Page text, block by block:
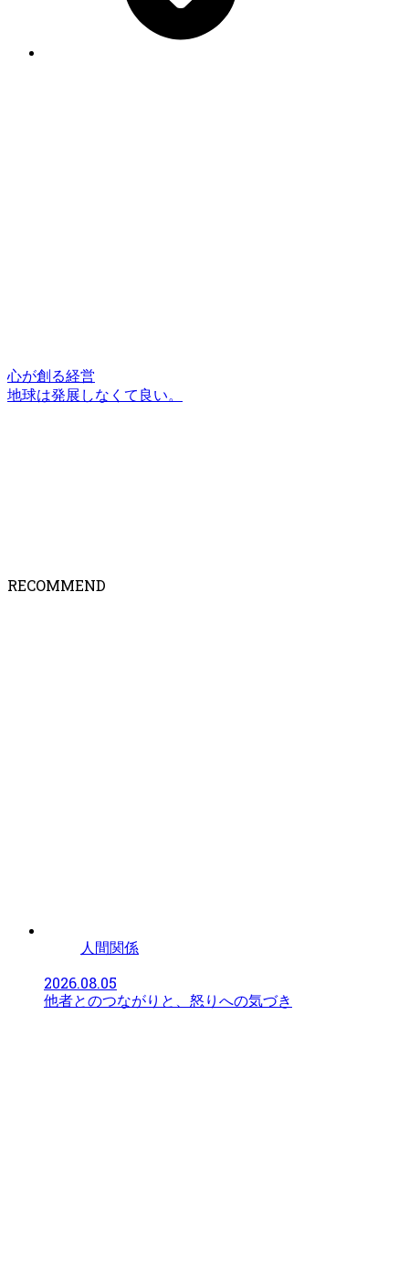
心が創る経営
地球は発展しなくて良い。
RECOMMEND
人間関係
2026.08.05
他者とのつながりと、怒りへの気づき